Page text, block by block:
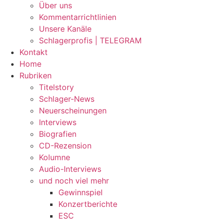
Über uns
Kommentarrichtlinien
Unsere Kanäle
Schlagerprofis | TELEGRAM
Kontakt
Home
Rubriken
Titelstory
Schlager-News
Neuerscheinungen
Interviews
Biografien
CD-Rezension
Kolumne
Audio-Interviews
und noch viel mehr
Gewinnspiel
Konzertberichte
ESC